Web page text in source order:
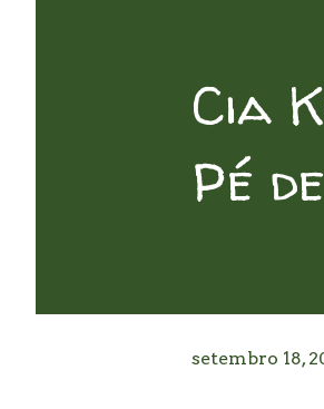
Cia
Pé
setembro 18,